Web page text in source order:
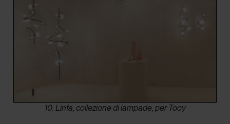
10. Linfa, collezione di lampade, per Tooy